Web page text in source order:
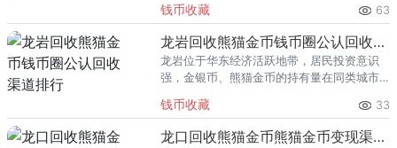
熊猫金币的需求就明显升温，但鱼龙混杂的
回收渠道里，能精准识别版别溢
钱币收藏 63
龙岩回收熊猫金币钱币圈公认回收渠道排行
龙岩位于华东经济活跃地带，居民投资意识
强，金银币、熊猫金币的持有量在同类城市
熊猫金币的需求就明显升温，但鱼龙混杂的
回收渠道里，能精准识别版别溢
钱币收藏 33
龙口回收熊猫金币熊猫金币变现渠道指南